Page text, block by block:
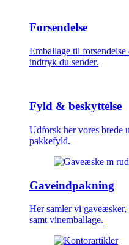
Forsendelse
Emballage til
indtryk du sender.
Fyld & beskyttelse
Udforsk her vores brede
pakkefyld.
Gaveindpakning
Her samler vi
samt vinemballage.